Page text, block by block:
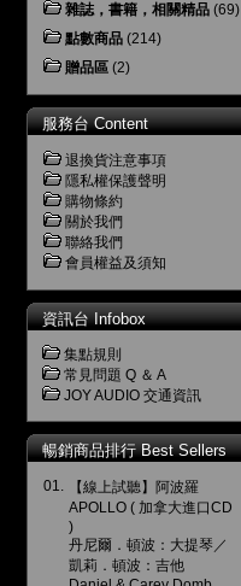
雜誌，書籍，相關精品 (69)
點數商品 (214)
贈品區 (2)
服務台 Content
退換貨注意事項
隱私權保護聲明
購物條約
關於我們
聯絡我們
會員權益及須知
資訊台 Infobox
集點規則
常見問題 Q ＆ A
JOY AUDIO 交通資訊
暢銷商品排行 Best Sellers
01.
【線上試聽】阿波羅
APOLLO ( 加拿大進口CD
)
丹尼爾．頓波：大提琴／
凱莉．頓波：吉他